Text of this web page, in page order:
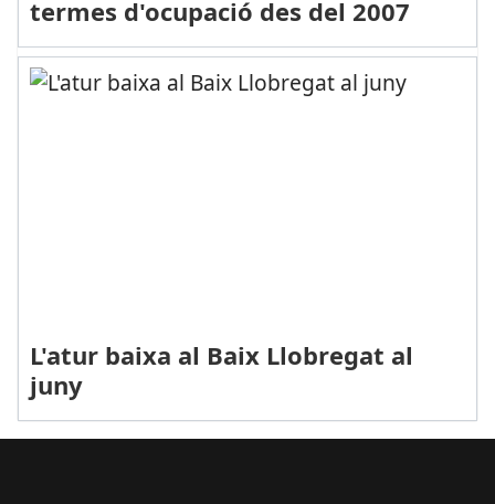
termes d'ocupació des del 2007
L'atur baixa al Baix Llobregat al
juny